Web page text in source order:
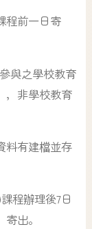
程前一日寄
與之學校教育
，非學校教育
料有建檔並存
程辦理後7日
出。